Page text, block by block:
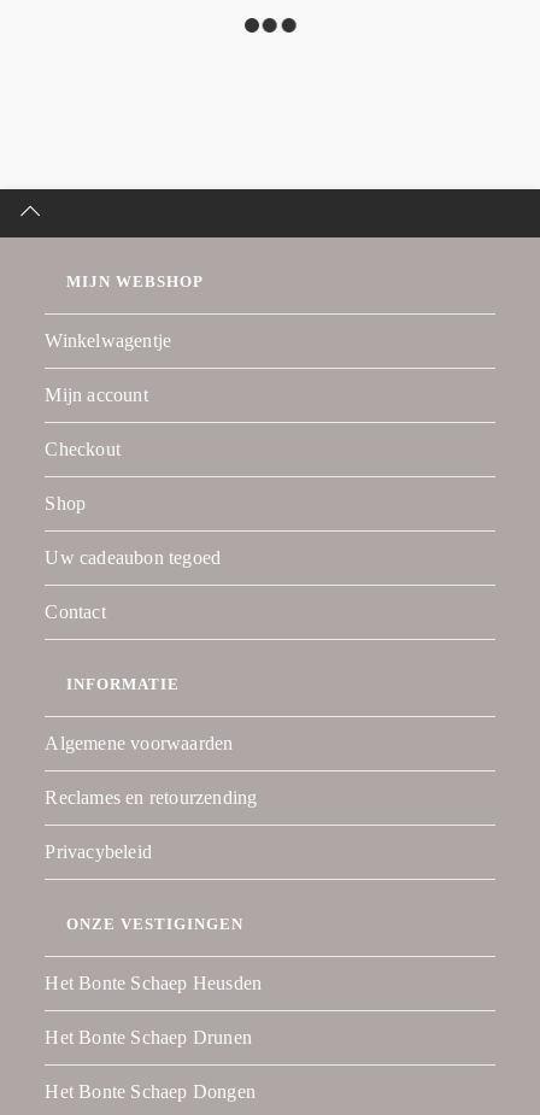
MIJN WEBSHOP
Winkelwagentje
Mijn account
Checkout
Shop
Uw cadeaubon tegoed
Contact
INFORMATIE
Algemene voorwaarden
Reclames en retourzending
Privacybeleid
ONZE VESTIGINGEN
Het Bonte Schaep Heusden
Het Bonte Schaep Drunen
Het Bonte Schaep Dongen